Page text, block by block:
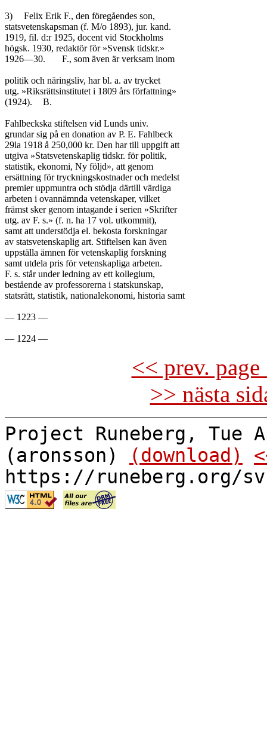
3)	Felix Erik F., den föregåendes son,
statsvetenskapsman (f. M/o 1893), jur. kand.
1919, fil. d:r 1925, docent vid Stockholms
högsk. 1930, redaktör för »Svensk tidskr.»
1926—30.	F., som även är verksam inom
politik och näringsliv, har bl. a. av trycket
utg. »Riksrättsinstitutet i 1809 års författning»
(1924).	B.
Fahlbeckska stiftelsen vid Lunds univ.
grundar sig på en donation av P. E. Fahlbeck
29la 1918 å 250,000 kr. Den har till uppgift att
utgiva »Statsvetenskaplig tidskr. för politik,
statistik, ekonomi, Ny följd», att genom
ersättning för tryckningskostnader och medelst
premier uppmuntra och stödja därtill värdiga
arbeten i ovannämnda vetenskaper, vilket
främst sker genom intagande i serien »Skrifter
utg. av F. s.» (f. n. ha 17 vol. utkommit),
samt att understödja el. bekosta forskningar
av statsvetenskaplig art. Stiftelsen kan även
uppställa ämnen för vetenskaplig forskning
samt utdela pris för vetenskapliga arbeten.
F. s. står under ledning av ett kollegium,
bestående av professorerna i statskunskap,
statsrätt, statistik, nationalekonomi, historia samt
— 1223 —
<< prev.
>> nästa
Project Runeberg, Tue
(aronsson)
(download)
https://runeberg.org/